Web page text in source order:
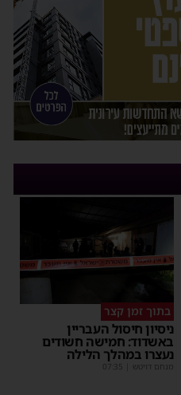
בתוך זמן קצר
ניסיון חיסול העבריין
באשדוד: חמישה חשודים
נעצרו במהלך הלילה
מנחם דויטש 07:35